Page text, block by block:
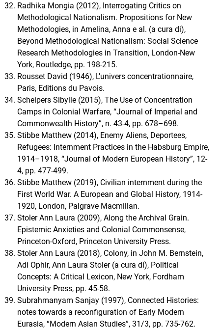
Radhika Mongia (2012), Interrogating Critics on
Methodological Nationalism. Propositions for New
Methodologies, in Amelina, Anna e al. (a cura di),
Beyond Methodological Nationalism: Social Science
Research Methodologies in Transition, London-New
York, Routledge, pp. 198-215.
Rousset David (1946), L’univers concentrationnaire,
Paris, Editions du Pavois.
Scheipers Sibylle (2015), The Use of Concentration
Camps in Colonial Warfare, “Journal of Imperial and
Commonwealth History”, n. 43-4, pp. 678–698.
Stibbe Matthew (2014), Enemy Aliens, Deportees,
Refugees: Internment Practices in the Habsburg Empire,
1914–1918, “Journal of Modern European History”, 12-
4, pp. 477-499.
Stibbe Matthew (2019), Civilian internment during the
First World War. A European and Global History, 1914-
1920, London, Palgrave Macmillan.
Stoler Ann Laura (2009), Along the Archival Grain.
Epistemic Anxieties and Colonial Commonsense,
Princeton-Oxford, Princeton University Press.
Stoler Ann Laura (2018), Colony, in John M. Bernstein,
Adi Ophir, Ann Laura Stoler (a cura di), Political
Concepts: A Critical Lexicon, New York, Fordham
University Press, pp. 45-58.
Subrahmanyam Sanjay (1997), Connected Histories:
notes towards a reconfiguration of Early Modern
Eurasia, “Modern Asian Studies”, 31/3, pp. 735-762.